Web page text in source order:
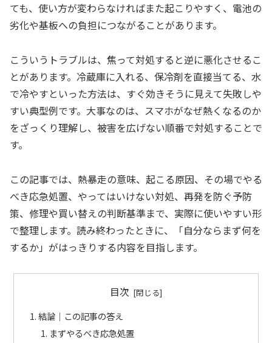
ても、使い方が変わらなければまた起こりやすく、電池の
劣化や基板への負担につながることがあります。
こういうトラブルは、焦って対処すると逆に悪化させるこ
とがあります。冷蔵庫に入れる、保冷剤を直接当てる、水
で冷やすといった方法は、すぐ効きそうに見えて失敗しや
すい典型例です。大事なのは、スマホがなぜ熱くなるのか
をざっくり理解し、被害を広げない順番で対処することで
す。
この記事では、熱暴走の意味、起こる原因、その場でやる
べき応急処置、やってはいけない対処、再発を防ぐ予防
策、修理や買い替えの判断基準まで、実際に使いやすい形
で整理します。読み終わったときに、「自分ならまず何を
するか」がはっきりする内容を目指します。
目次
結論｜この記事の答え
まずやるべき応急処置